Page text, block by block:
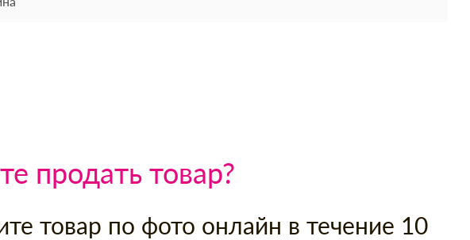
продать товар?
товар по фото онлайн в течение 10